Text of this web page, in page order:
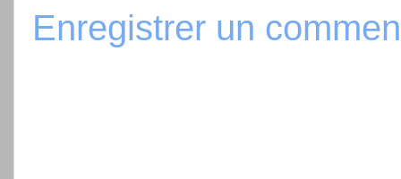
Enregistrer un